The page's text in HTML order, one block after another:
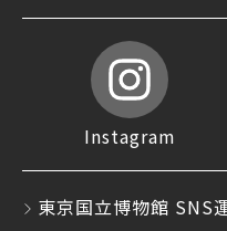
Instagram
東京国立博物館 SNS